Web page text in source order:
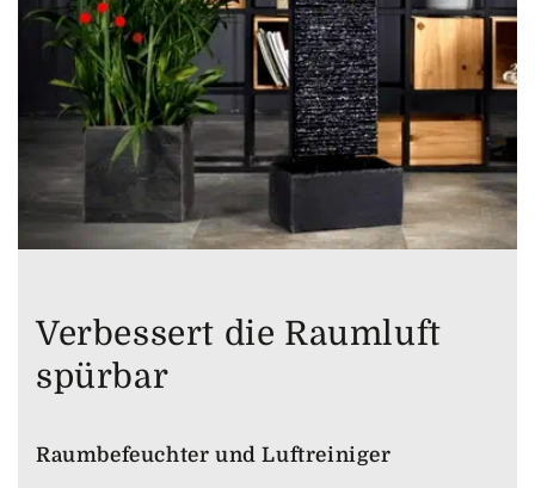
Verbessert die Raumluft
spürbar
Raumbefeuchter und Luftreiniger